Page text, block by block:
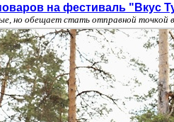
на фестиваль "Вкус
но обещает стать отправной точкой